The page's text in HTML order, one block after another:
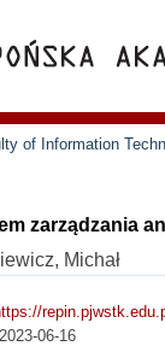
of Information
zarządzania
Michał
2023-06-16